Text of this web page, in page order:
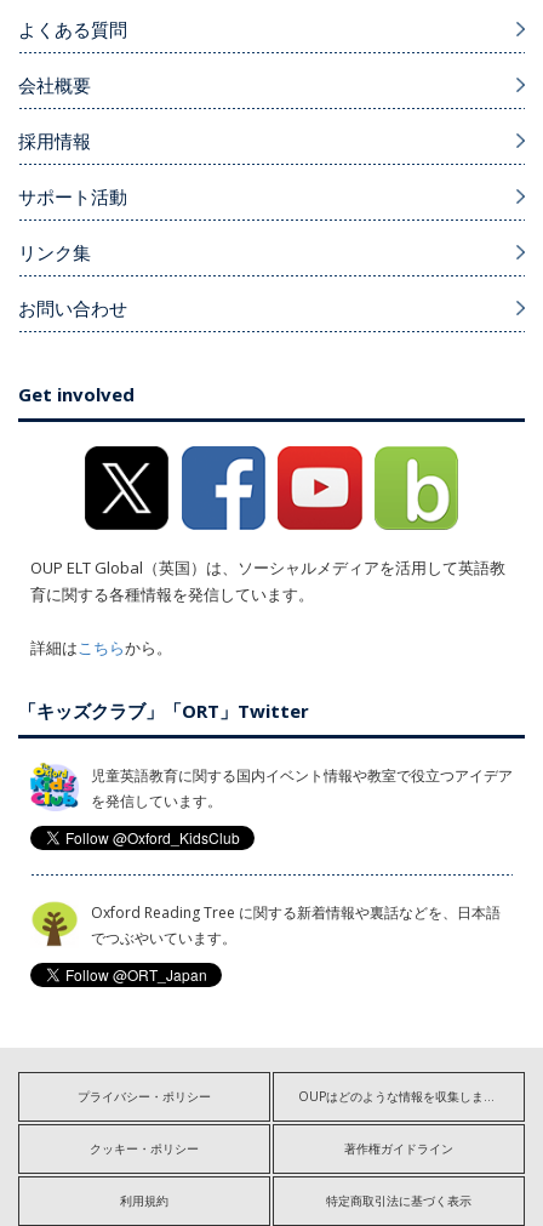
よくある質問
会社概要
採用情報
サポート活動
リンク集
お問い合わせ
Get involved
OUP ELT Global（英国）は、ソーシャルメディアを活用して英語教
育に関する各種情報を発信しています。
詳細はこちらから。
「キッズクラブ」「ORT」Twitter
児童英語教育に関する国内イベント情報や教室で役立つアイデア
を発信しています。
Oxford Reading Tree に関する新着情報や裏話などを、日本語
でつぶやいています。
プライバシー・ポリシー OUPはどのような情報を収集しますか?
クッキー・ポリシー 著作権ガイドライン
利用規約 特定商取引法に基づく表示